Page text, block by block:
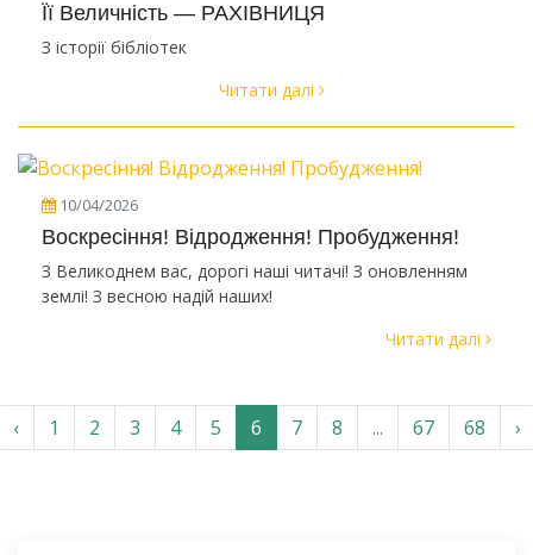
Її Величність — РАХІВНИЦЯ
З історії бібліотек
Читати далі
10/04/2026
Воскресіння! Відродження! Пробудження!
З Великоднем вас, дорогі наші читачі! З оновленням
землі! З весною надій наших!
Читати далі
‹ 1 2 3 4 5 6 7 8 ... 67 68 ›